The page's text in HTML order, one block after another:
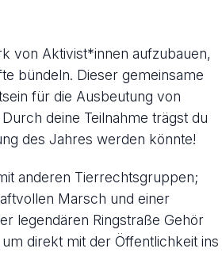
von Aktivist*innen aufzubauen,
bündeln. Dieser gemeinsame
für die Ausbeutung von
deine Teilnahme trägst du
des Jahres werden könnte!
anderen Tierrechtsgruppen;
Marsch und einer
legendären Ringstraße Gehör
direkt mit der Öffentlichkeit ins